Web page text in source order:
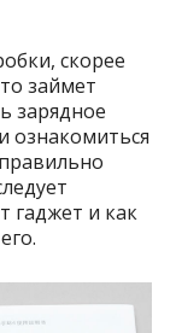
скорее
займет
зарядное
ознакомиться
гаджет и как